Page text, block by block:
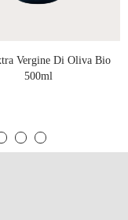
Vergine Di Oliva Bio
500ml